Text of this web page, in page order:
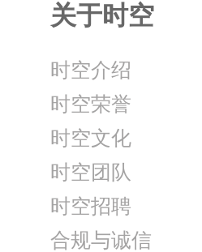
关于时空
时空介绍
时空荣誉
时空文化
时空团队
时空招聘
合规与诚信